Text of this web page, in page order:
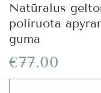
Natūralus
poliruota
guma
€77.00